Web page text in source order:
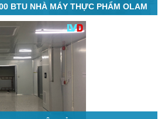
BTU NHÀ MÁY THỰC PHẨM OLAM